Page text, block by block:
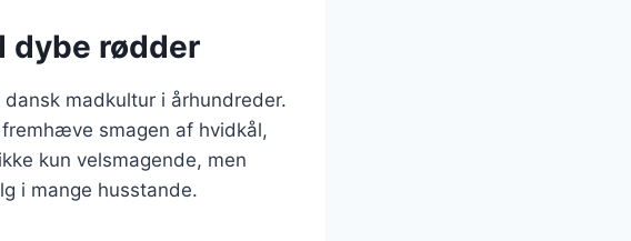
dybe rødder
madkultur i århundreder.
smagen af hvidkål,
kun velsmagende, men
i mange husstande.